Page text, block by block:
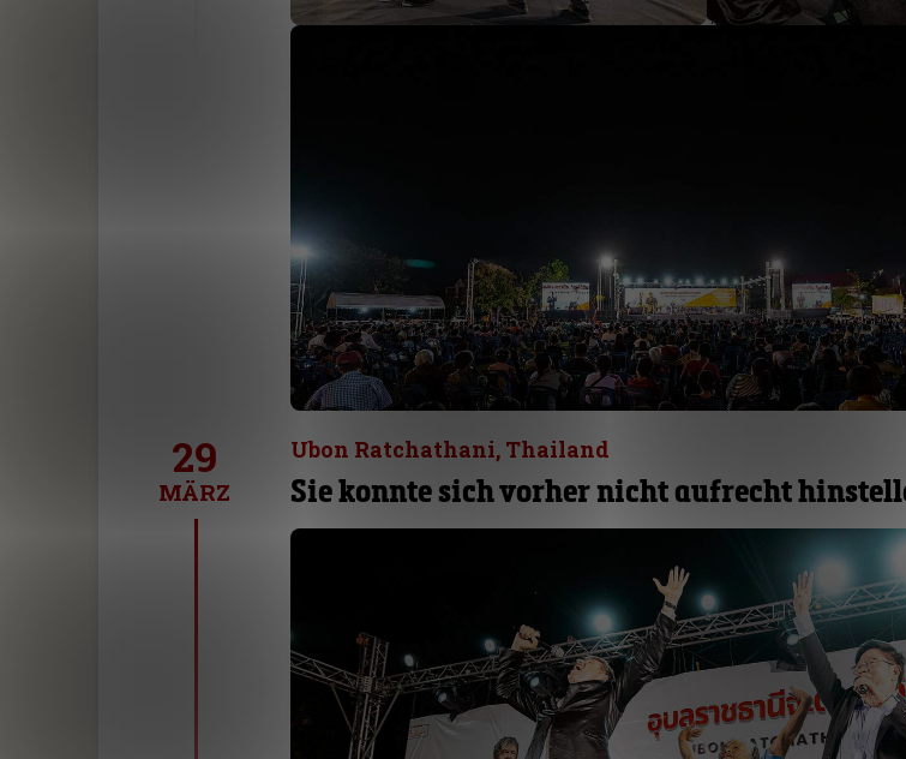
29
MÄRZ
Ubon Ratchathani, Thailand
Sie konnte sich vorher nicht aufrecht